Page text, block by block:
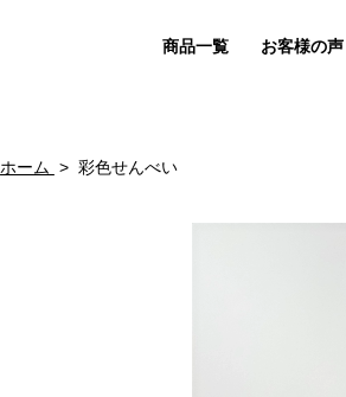
商品一覧 お客様の声
ホーム 彩色せんべい